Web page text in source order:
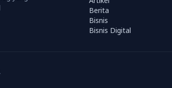
Berita
Bisnis
Bisnis Digital